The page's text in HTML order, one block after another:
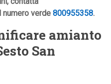
numero verde800955358.
amianto
San